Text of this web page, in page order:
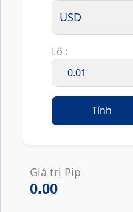
Lô :
Tính
Giá trị Pip
0.00